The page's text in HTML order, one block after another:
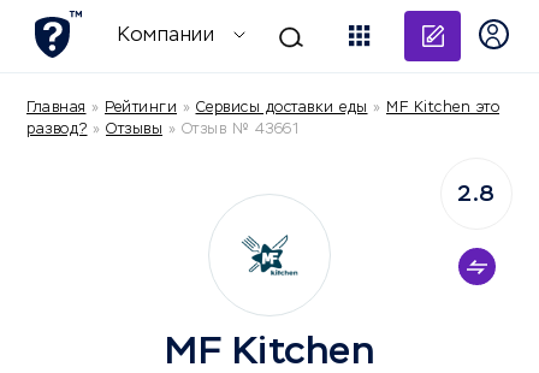
Компании
Главная » Рейтинги » Сервисы доставки еды » MF Kitchen это
развод? » Отзывы » Отзыв № 43661
MF Kitchen
2.8